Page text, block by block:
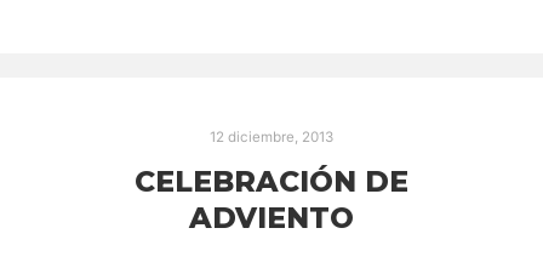
12 diciembre, 2013
CELEBRACIÓN DE
ADVIENTO